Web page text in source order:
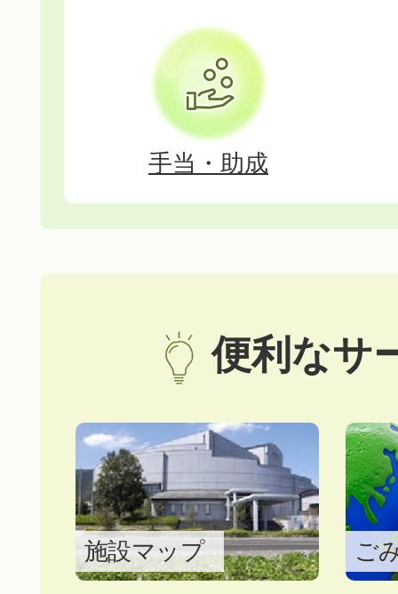
務・一般事務（相撲関係職
社会福祉士・保幼】
2026年07月30日
令和8年10月採用 葛城市職
木・保育士保育教諭幼稚園
令和8年10月採用 葛城市職
事務職】
2026年07月29日
霊苑開放時間の変更につい
2026年07月28日
令和8年熊本地震にかかる
らせ
手当・助成
便利なサ
施設マップ ご